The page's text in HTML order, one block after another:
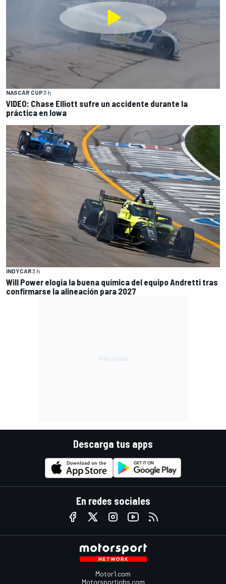
NASCAR CUP3 h
VIDEO: Chase Elliott sufre un accidente durante la
práctica en Iowa
INDYCAR3 h
Will Power elogia la buena química del equipo Andretti tras
confirmarse la alineación para 2027
Descarga tus apps
En redes sociales
Motor1.com
Motorsportjobs.com